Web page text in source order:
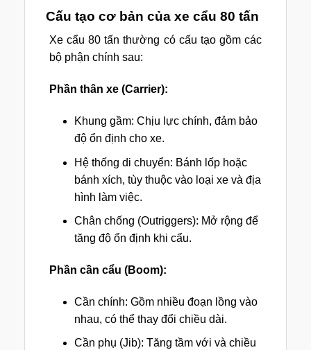
Cấu tạo cơ bản của xe cẩu 80 tấn
Xe cẩu 80 tấn thường có cấu tạo gồm các
bộ phận chính sau:
Phần thân xe (Carrier):
Khung gầm: Chịu lực chính, đảm bảo
độ ổn định cho xe.
Hệ thống di chuyển: Bánh lốp hoặc
bánh xích, tùy thuộc vào loại xe và địa
hình làm việc.
Chân chống (Outriggers): Mở rộng để
tăng độ ổn định khi cẩu.
Phần cần cẩu (Boom):
Cần chính: Gồm nhiều đoạn lồng vào
nhau, có thể thay đổi chiều dài.
Cần phụ (Jib): Tăng tầm với và chiều